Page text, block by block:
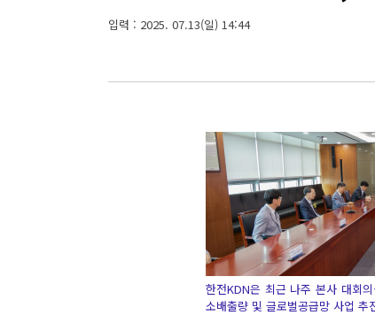
입력 : 2025. 07.13(일) 14:44
한전KDN은 최근 나주 본사 대회
소배출량 및 글로벌공급망 사업 추